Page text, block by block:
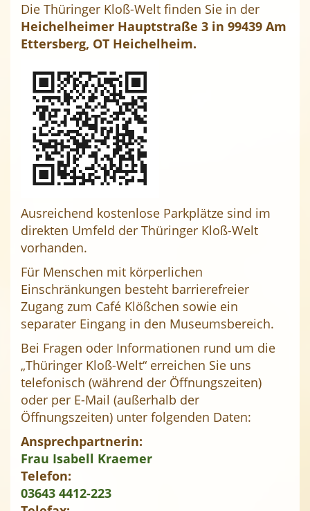
Die Thüringer Kloß-Welt finden Sie in der
Heichelheimer Hauptstraße 3 in 99439 Am
Ettersberg, OT Heichelheim.
Ausreichend kostenlose Parkplätze sind im
direkten Umfeld der Thüringer Kloß-Welt
vorhanden.
Für Menschen mit körperlichen
Einschränkungen besteht barrierefreier
Zugang zum Café Klößchen sowie ein
separater Eingang in den Museumsbereich.
Bei Fragen oder Informationen rund um die
„Thüringer Kloß-Welt“ erreichen Sie uns
telefonisch (während der Öffnungszeiten)
oder per E-Mail (außerhalb der
Öffnungszeiten) unter folgenden Daten:
Ansprechpartnerin:
Frau Isabell Kraemer
Telefon:
03643 4412-223